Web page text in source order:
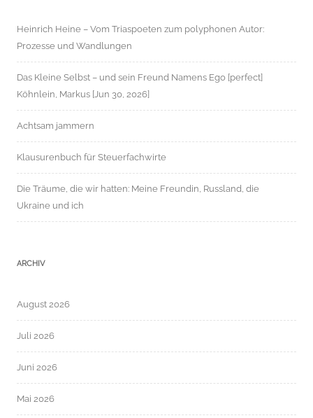
Heinrich Heine – Vom Triaspoeten zum polyphonen Autor:
Prozesse und Wandlungen
Das Kleine Selbst – und sein Freund Namens Ego [perfect]
Köhnlein, Markus [Jun 30, 2026]
Achtsam jammern
Klausurenbuch für Steuerfachwirte
Die Träume, die wir hatten: Meine Freundin, Russland, die
Ukraine und ich
ARCHIV
August 2026
Juli 2026
Juni 2026
Mai 2026